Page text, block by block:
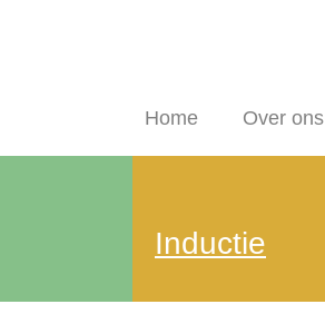
Home Over ons
Inductie